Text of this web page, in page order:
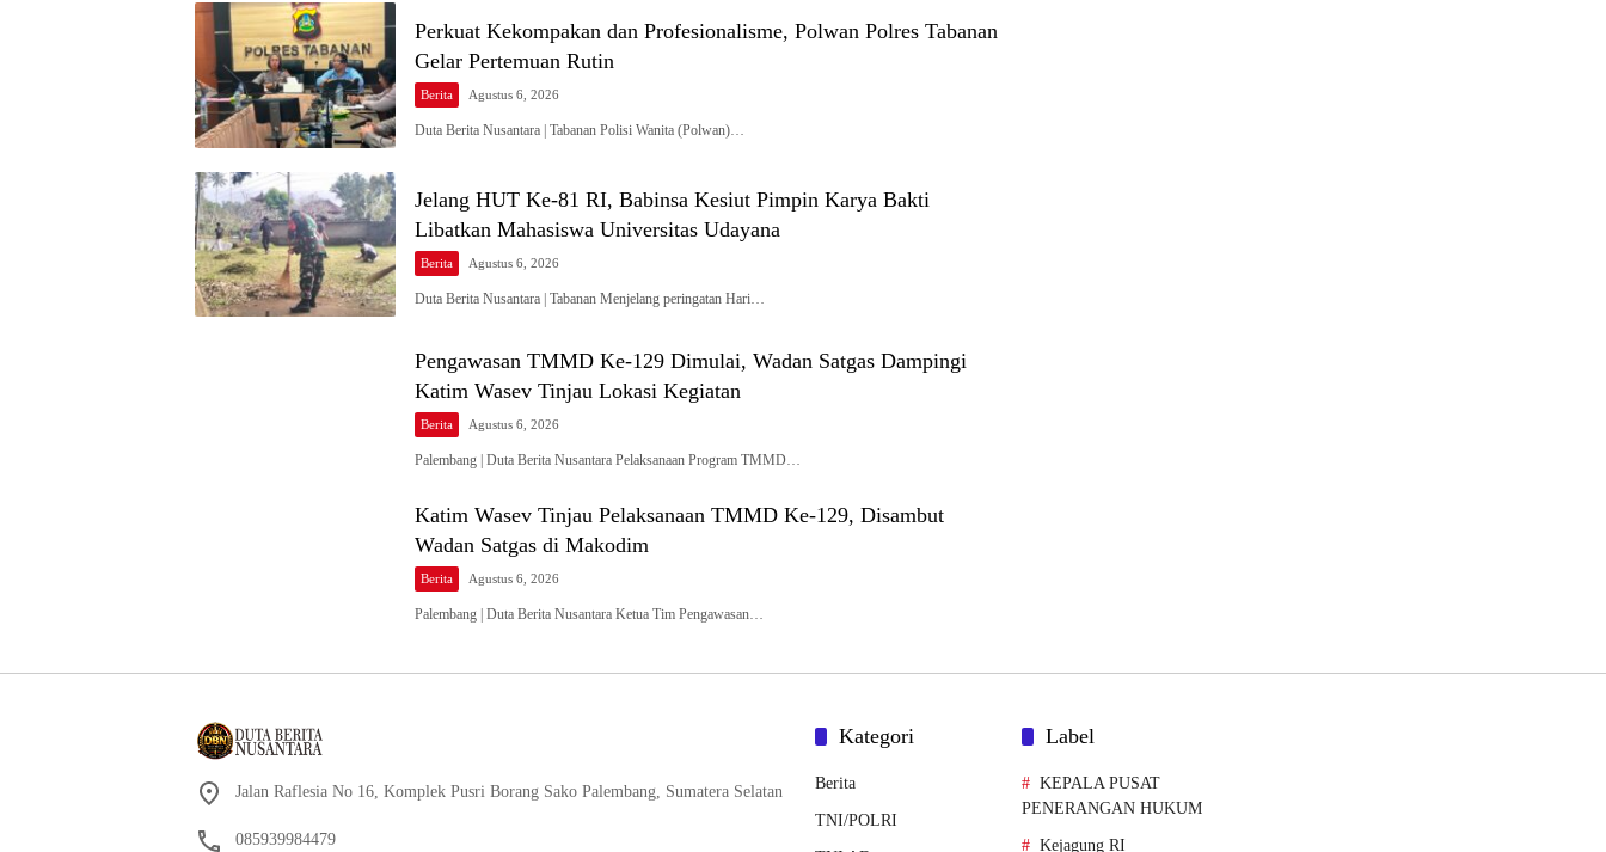
Perkuat Kekompakan dan Profesionalisme, Polwan Polres Tabanan
Gelar Pertemuan Rutin
Berita Agustus 6, 2026
Duta Berita Nusantara | Tabanan Polisi Wanita (Polwan)…
Jelang HUT Ke-81 RI, Babinsa Kesiut Pimpin Karya Bakti
Libatkan Mahasiswa Universitas Udayana
Berita Agustus 6, 2026
Duta Berita Nusantara | Tabanan Menjelang peringatan Hari…
Pengawasan TMMD Ke-129 Dimulai, Wadan Satgas Dampingi
Katim Wasev Tinjau Lokasi Kegiatan
Berita Agustus 6, 2026
Palembang | Duta Berita Nusantara Pelaksanaan Program TMMD…
Katim Wasev Tinjau Pelaksanaan TMMD Ke-129, Disambut
Wadan Satgas di Makodim
Berita Agustus 6, 2026
Palembang | Duta Berita Nusantara Ketua Tim Pengawasan…
Jalan Raflesia No 16, Komplek Pusri Borang Sako Palembang, Sumatera Selatan
085939984479
Kategori
Berita
TNI/POLRI
Label
KEPALA PUSAT
PENERANGAN HUKUM
Kejagung RI